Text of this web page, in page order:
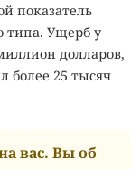
показатель
типа. Ущерб у
долларов,
более 25 тысяч
вас. Вы об